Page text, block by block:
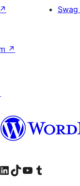
↗
Swag
↗
account
Visit our LinkedIn account
Visit our TikTok account
Visit our YouTube channel
Visit our Tumblr account